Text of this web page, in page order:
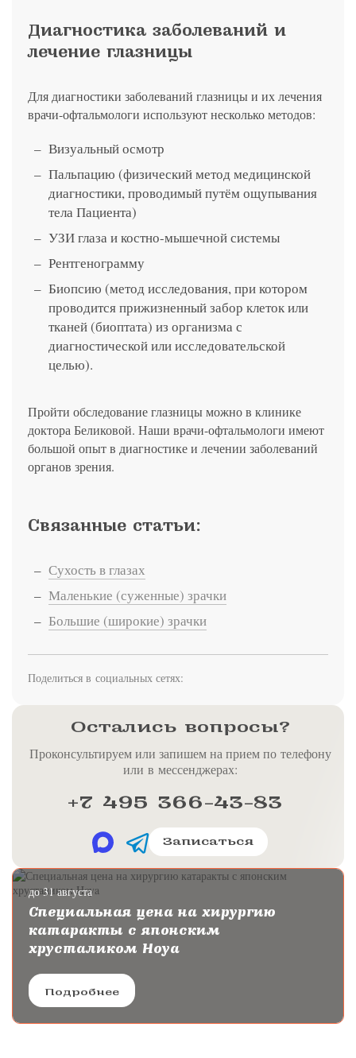
Диагностика заболеваний и
лечение глазницы
Для диагностики заболеваний глазницы и их лечения
врачи-офтальмологи используют несколько методов:
Визуальный осмотр
Пальпацию (физический метод медицинской
диагностики, проводимый путём ощупывания
тела Пациента)
УЗИ глаза и костно-мышечной системы
Рентгенограмму
Биопсию (метод исследования, при котором
проводится прижизненный забор клеток или
тканей (биоптата) из организма с
диагностической или исследовательской
целью).
Пройти обследование глазницы можно в клинике
доктора Беликовой. Наши врачи-офтальмологи имеют
большой опыт в диагностике и лечении заболеваний
органов зрения.
Связанные статьи:
Сухость в глазах
Маленькие (суженные) зрачки
Большие (широкие) зрачки
Поделиться в социальных сетях:
Остались вопросы?
Проконсультируем или запишем на прием по телефону
или в мессенджерах:
+7 495 366-43-83
Записаться
до 31 августа
Специальная цена на хирургию
катаракты с японским
хрусталиком Hoya
Подробнее